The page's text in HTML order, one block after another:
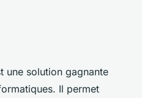
une solution gagnante
Il permet